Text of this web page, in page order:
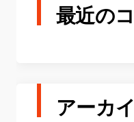
最近の
アーカ